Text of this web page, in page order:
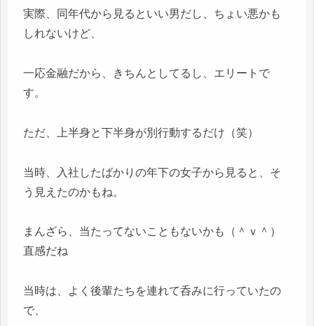
実際、同年代から見るといい男だし、ちょい悪かも
しれないけど、
一応金融だから、きちんとしてるし、エリートで
す。
ただ、上半身と下半身が別行動するだけ（笑）
当時、入社したばかりの年下の女子から見ると、そ
う見えたのかもね。
まんざら、当たってないこともないかも（＾ｖ＾）
直感だね
当時は、よく後輩たちを連れて呑みに行っていたの
で、